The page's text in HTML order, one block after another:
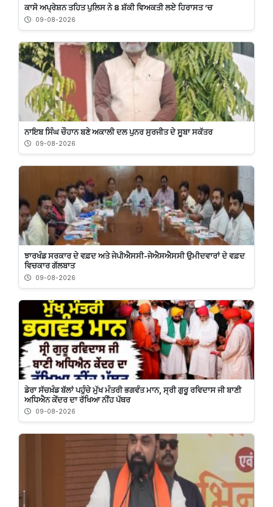
ਕਾਸੋ ਅਪ੍ਰੇਸ਼ਨ ਤਹਿਤ ਪੁਲਿਸ ਨੇ 8 ਸ਼ੱਕੀ ਵਿਅਕਤੀ ਲਏ ਹਿਰਾਸਤ ’ਚ
09-08-2026
ਨਾਇਬ ਸਿੰਘ ਚੌਹਾਨ ਬਣੇ ਅਕਾਲੀ ਦਲ ਪੁਨਰ ਸੁਰਜੀਤ ਦੇ ਸੂਬਾ ਸਕੱਤਰ
09-08-2026
ਝਾਰਖੰਡ ਸਰਕਾਰ ਦੇ ਵਫ਼ਦ ਅਤੇ ਜੇਪੀਐਸਸੀ-ਜੇਐਸਐਸਸੀ ਉਮੀਦਵਾਰਾਂ ਦੇ ਵਫ਼ਦ
ਵਿਚਕਾਰ ਗੱਲਬਾਤ
09-08-2026
ਡੇਰਾ ਸੱਚਖ਼ੰਡ ਬੱਲਾਂ ਪਹੁੰਚੇ ਮੁੱਖ ਮੰਤਰੀ ਭਗਵੰਤ ਮਾਨ, ਸ੍ਰੀ ਗੁਰੂ ਰਵਿਦਾਸ ਜੀ ਬਾਣੀ
ਅਧਿਐਨ ਕੇਂਦਰ ਦਾ ਰੱਖਿਆ ਨੀਂਹ ਪੱਥਰ
09-08-2026